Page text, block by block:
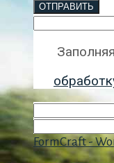
ОТПРАВИТЬ
FormCraft -